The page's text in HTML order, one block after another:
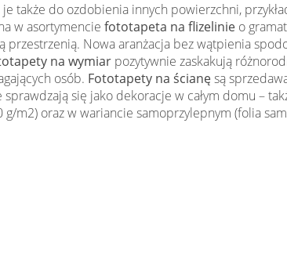
także do ozdobienia innych powierzchni,
w asortymencie fototapeta na flizelinie o
Nowa aranżacja bez wątpienia
na wymiar pozytywnie zaskakują
osób. Fototapety na ścianęsą
się jako dekoracje w całym domu –
m2) oraz w wariancie samoprzylepnym (folia